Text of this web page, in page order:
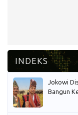
Jokowi
Bangun